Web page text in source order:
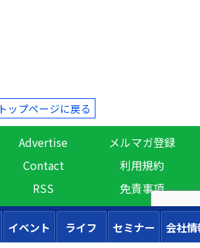
トップページに戻る
Advertise
メルマガ登録
Contact
利用規約
RSS 免責事項
イベント ライフ セミナー 会社